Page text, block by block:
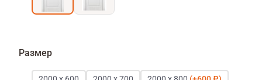
Размер